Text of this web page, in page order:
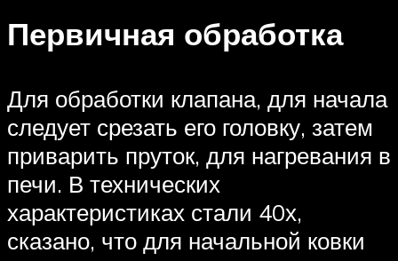
Первичная обработка
Для обработки клапана, для начала
следует срезать его головку, затем
приварить пруток, для нагревания в
печи. В технических
характеристиках стали 40х,
сказано, что для начальной ковки